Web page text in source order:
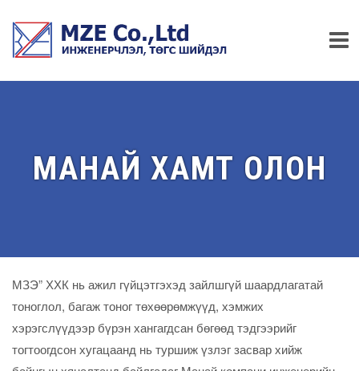
МАНАЙ ХАМТ ОЛОН
МЗЭ” ХХК нь ажил гүйцэтгэхэд зайлшгүй шаардлагатай
тоноглол, багаж тоног төхөөрөмжүүд, хэмжих
хэрэгслүүдээр бүрэн хангагдсан бөгөөд тэдгээрийг
тогтоогдсон хугацаанд нь туршиж үзлэг засвар хийж